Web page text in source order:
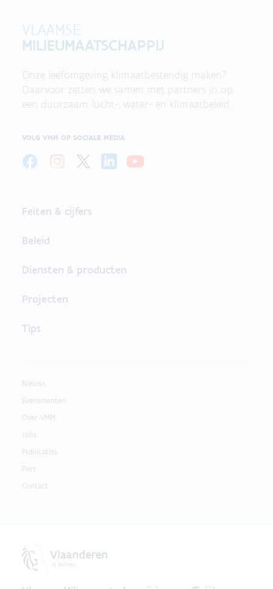
VLAAMSE
MILIEUMAATSCHAPPIJ
Onze leefomgeving klimaatbestendig maken?
Daarvoor zetten we samen met partners in op
een duurzaam lucht-, water- en klimaatbeleid.
VOLG VMM OP SOCIALE MEDIA
Feiten & cijfers
Beleid
Diensten & producten
Projecten
Tips
Nieuws
Evenementen
Over VMM
Jobs
Publicaties
Pers
Contact